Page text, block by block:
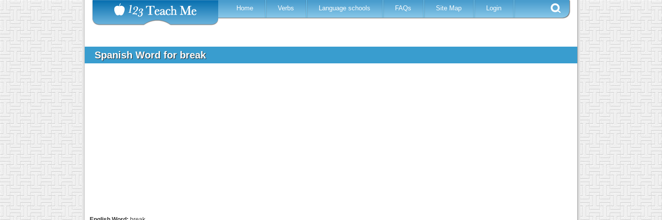
Home Verbs Language schools FAQs Site Map Login
Spanish Word for break